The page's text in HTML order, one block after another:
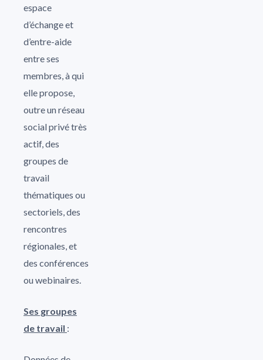
espace
d’échange et
d’entre-aide
entre ses
membres, à qui
elle propose,
outre un réseau
social privé très
actif, des
groupes de
travail
thématiques ou
sectoriels, des
rencontres
régionales, et
des conférences
ou webinaires.
Ses groupes
de travail :